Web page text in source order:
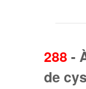
288 -
de